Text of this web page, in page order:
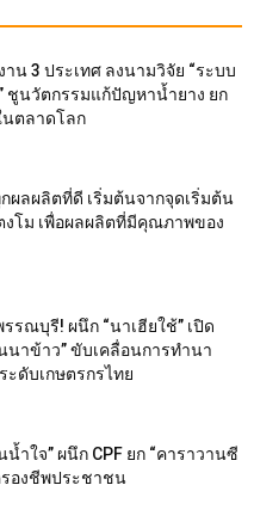
น 3 ประเทศ ลงนามวิจัย “ระบบ
ชูนวัตกรรมแก้ปัญหาน้ำยาง ยก
ตลาดโลก
ผลผลิตที่ดี เริ่มต้นจากจุดเริ่มต้น
งโม เพื่อผลผลิตที่มีคุณภาพของ
รรณบุรี! ผนึก “นาเฮียใช้” เปิด
นาข้าว” ขับเคลื่อนการทำนา
ะดับเกษตรกรไทย
ำใจ” ผนึก CPF ยก “คาราวานซี
รองชีพประชาชน